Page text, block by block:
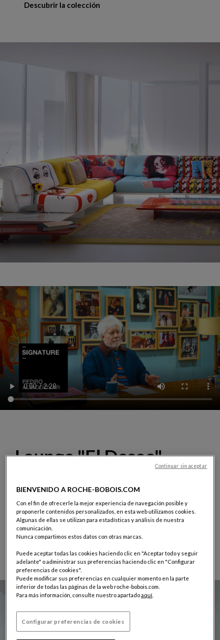
Descubrir la colección
Lounge "El Deseo"
especialmente para la ocasión, se reviste con imágenes
extraídas de los carteles de las películas del cineasta,
seleccionadas y adaptadas por él mismo. Entre el arte
gráfico y el diseño, una pieza-manifiesto,editada en una
serie limitada de 50 ejemplares numerados y firmados
Descubrir la colección
BIENVENIDO A ROCHE-BOBOIS.COM
Con el fin de ofrecerle la mejor experiencia de navegación posible y
proponerle contenidos personalizados, en esta web utilizamos cookies.
Algunas de ellas se utilizan para estadísticas y análisis de nuestra
comunicación.
Nunca compartimos estos datos con otras marcas.
Puede aceptar todas las cookies haciendo clic en "Aceptar todo y seguir
adelante" o administrar sus preferencias haciendo clic en "Configurar
preferencias de cookies".
Puede modificar sus preferencias en cualquier momento en la parte
inferior de todas las páginas de la web roche-bobois.com.
Para más información, consulte nuestro apartadoaquí.
Configurar preferencias de cookies
Continuar sin aceptar